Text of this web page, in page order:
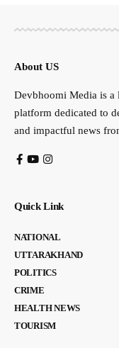
About US
Devbhoomi Media is a
platform dedicated to
and impactful news
Quick Link
NATIONAL
UTTARAKHAND
POLITICS
CRIME
HEALTH NEWS
TOURISM